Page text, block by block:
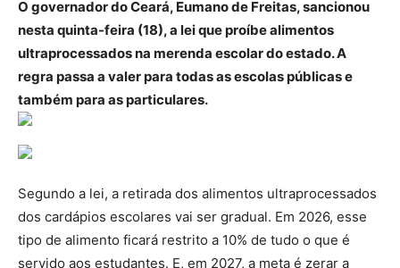
O governador do Ceará, Eumano de Freitas, sancionou
nesta quinta-feira (18), a lei que proíbe alimentos
ultraprocessados na merenda escolar do estado. A
regra passa a valer para todas as escolas públicas e
também para as particulares.
Segundo a lei, a retirada dos alimentos ultraprocessados
dos cardápios escolares vai ser gradual. Em 2026, esse
tipo de alimento ficará restrito a 10% de tudo o que é
servido aos estudantes. E, em 2027, a meta é zerar a